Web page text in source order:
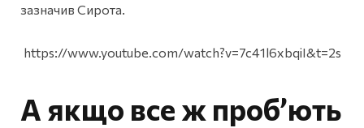
зазначив Сирота.
https://www.youtube.com/watch?v=7c41l6xbqiI&t=2s
А якщо все ж проб’ють